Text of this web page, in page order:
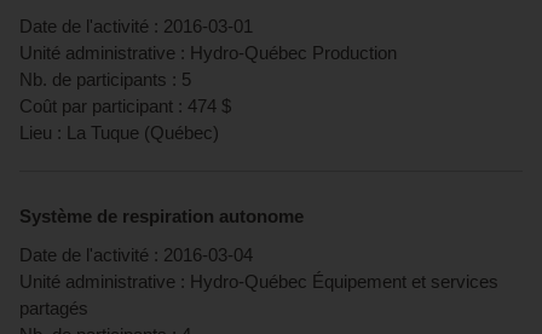
Date de l'activité : 2016-03-01
Unité administrative : Hydro-Québec Production
Nb. de participants : 5
Coût par participant : 474 $
Lieu : La Tuque (Québec)
Système de respiration autonome
Date de l'activité : 2016-03-04
Unité administrative : Hydro-Québec Équipement et services
partagés